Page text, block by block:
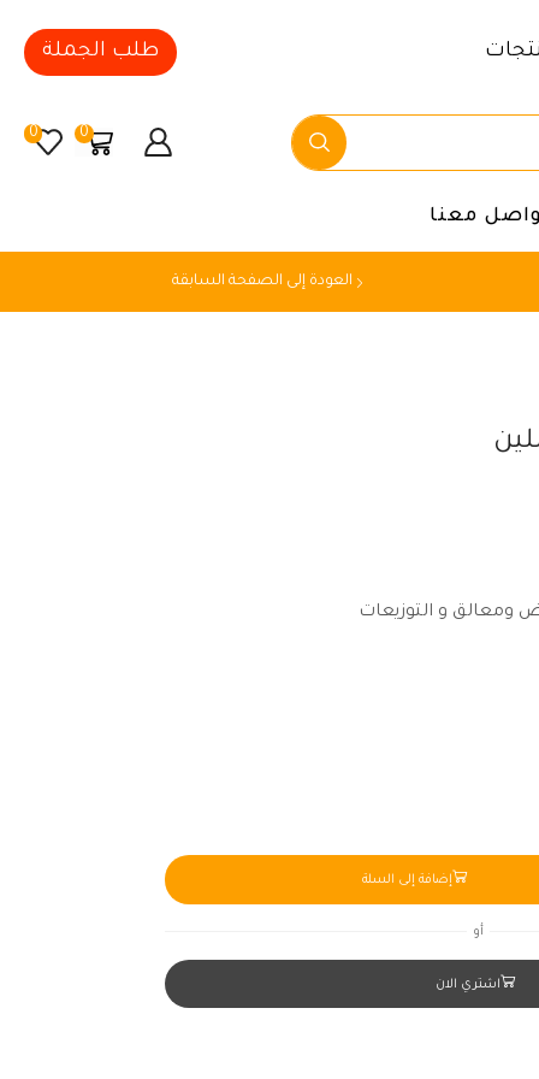
طلب الجملة
0
0
معنا
العودة إلى الصفحة السابقة
ومعالق و التوزيعات
إضافة إلى السلة
أو
اشتري الان